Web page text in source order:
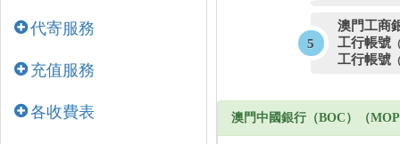
代寄服務
充值服務
各收費表
澳門工商
工行帳號
工行帳號
澳門中國銀行（BOC）（